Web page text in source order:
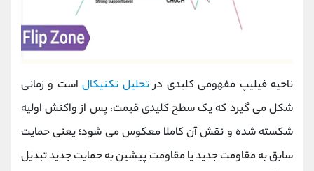
ناحیه فیلیپ مفهومی کلیدی درتحلیل تکنیکالاست و زمانی
شکل می ‌گیرد که یک سطح کلیدی قیمت، پس از واکنش اولیه
شکسته شده و نقش آن کاملا معکوس می ‌شود؛ یعنی حمایت
سابق به مقاومت جدید یا مقاومت پیشین به حمایت جدید تبدیل